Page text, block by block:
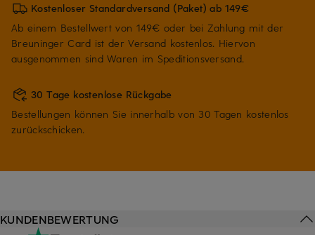
Kostenloser Standardversand (Paket) ab 149€
Ab einem Bestellwert von 149€ oder bei Zahlung mit der
Breuninger Card ist der Versand kostenlos. Hiervon
ausgenommen sind Waren im Speditionsversand.
30 Tage kostenlose Rückgabe
Bestellungen können Sie innerhalb von 30 Tagen kostenlos
zurückschicken.
KUNDENBEWERTUNG